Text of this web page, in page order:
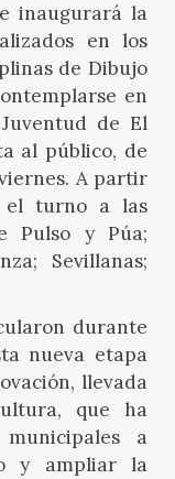
inaugurará la
en los
de Dibujo
en
de El
al público, de
A partir
el turno a las
Pulso y Púa;
Sevillanas;
durante
nueva etapa
llevada
que ha
a
y ampliar la